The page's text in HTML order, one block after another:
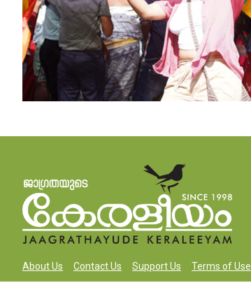
About Us Contact Us Support Us Terms of Use